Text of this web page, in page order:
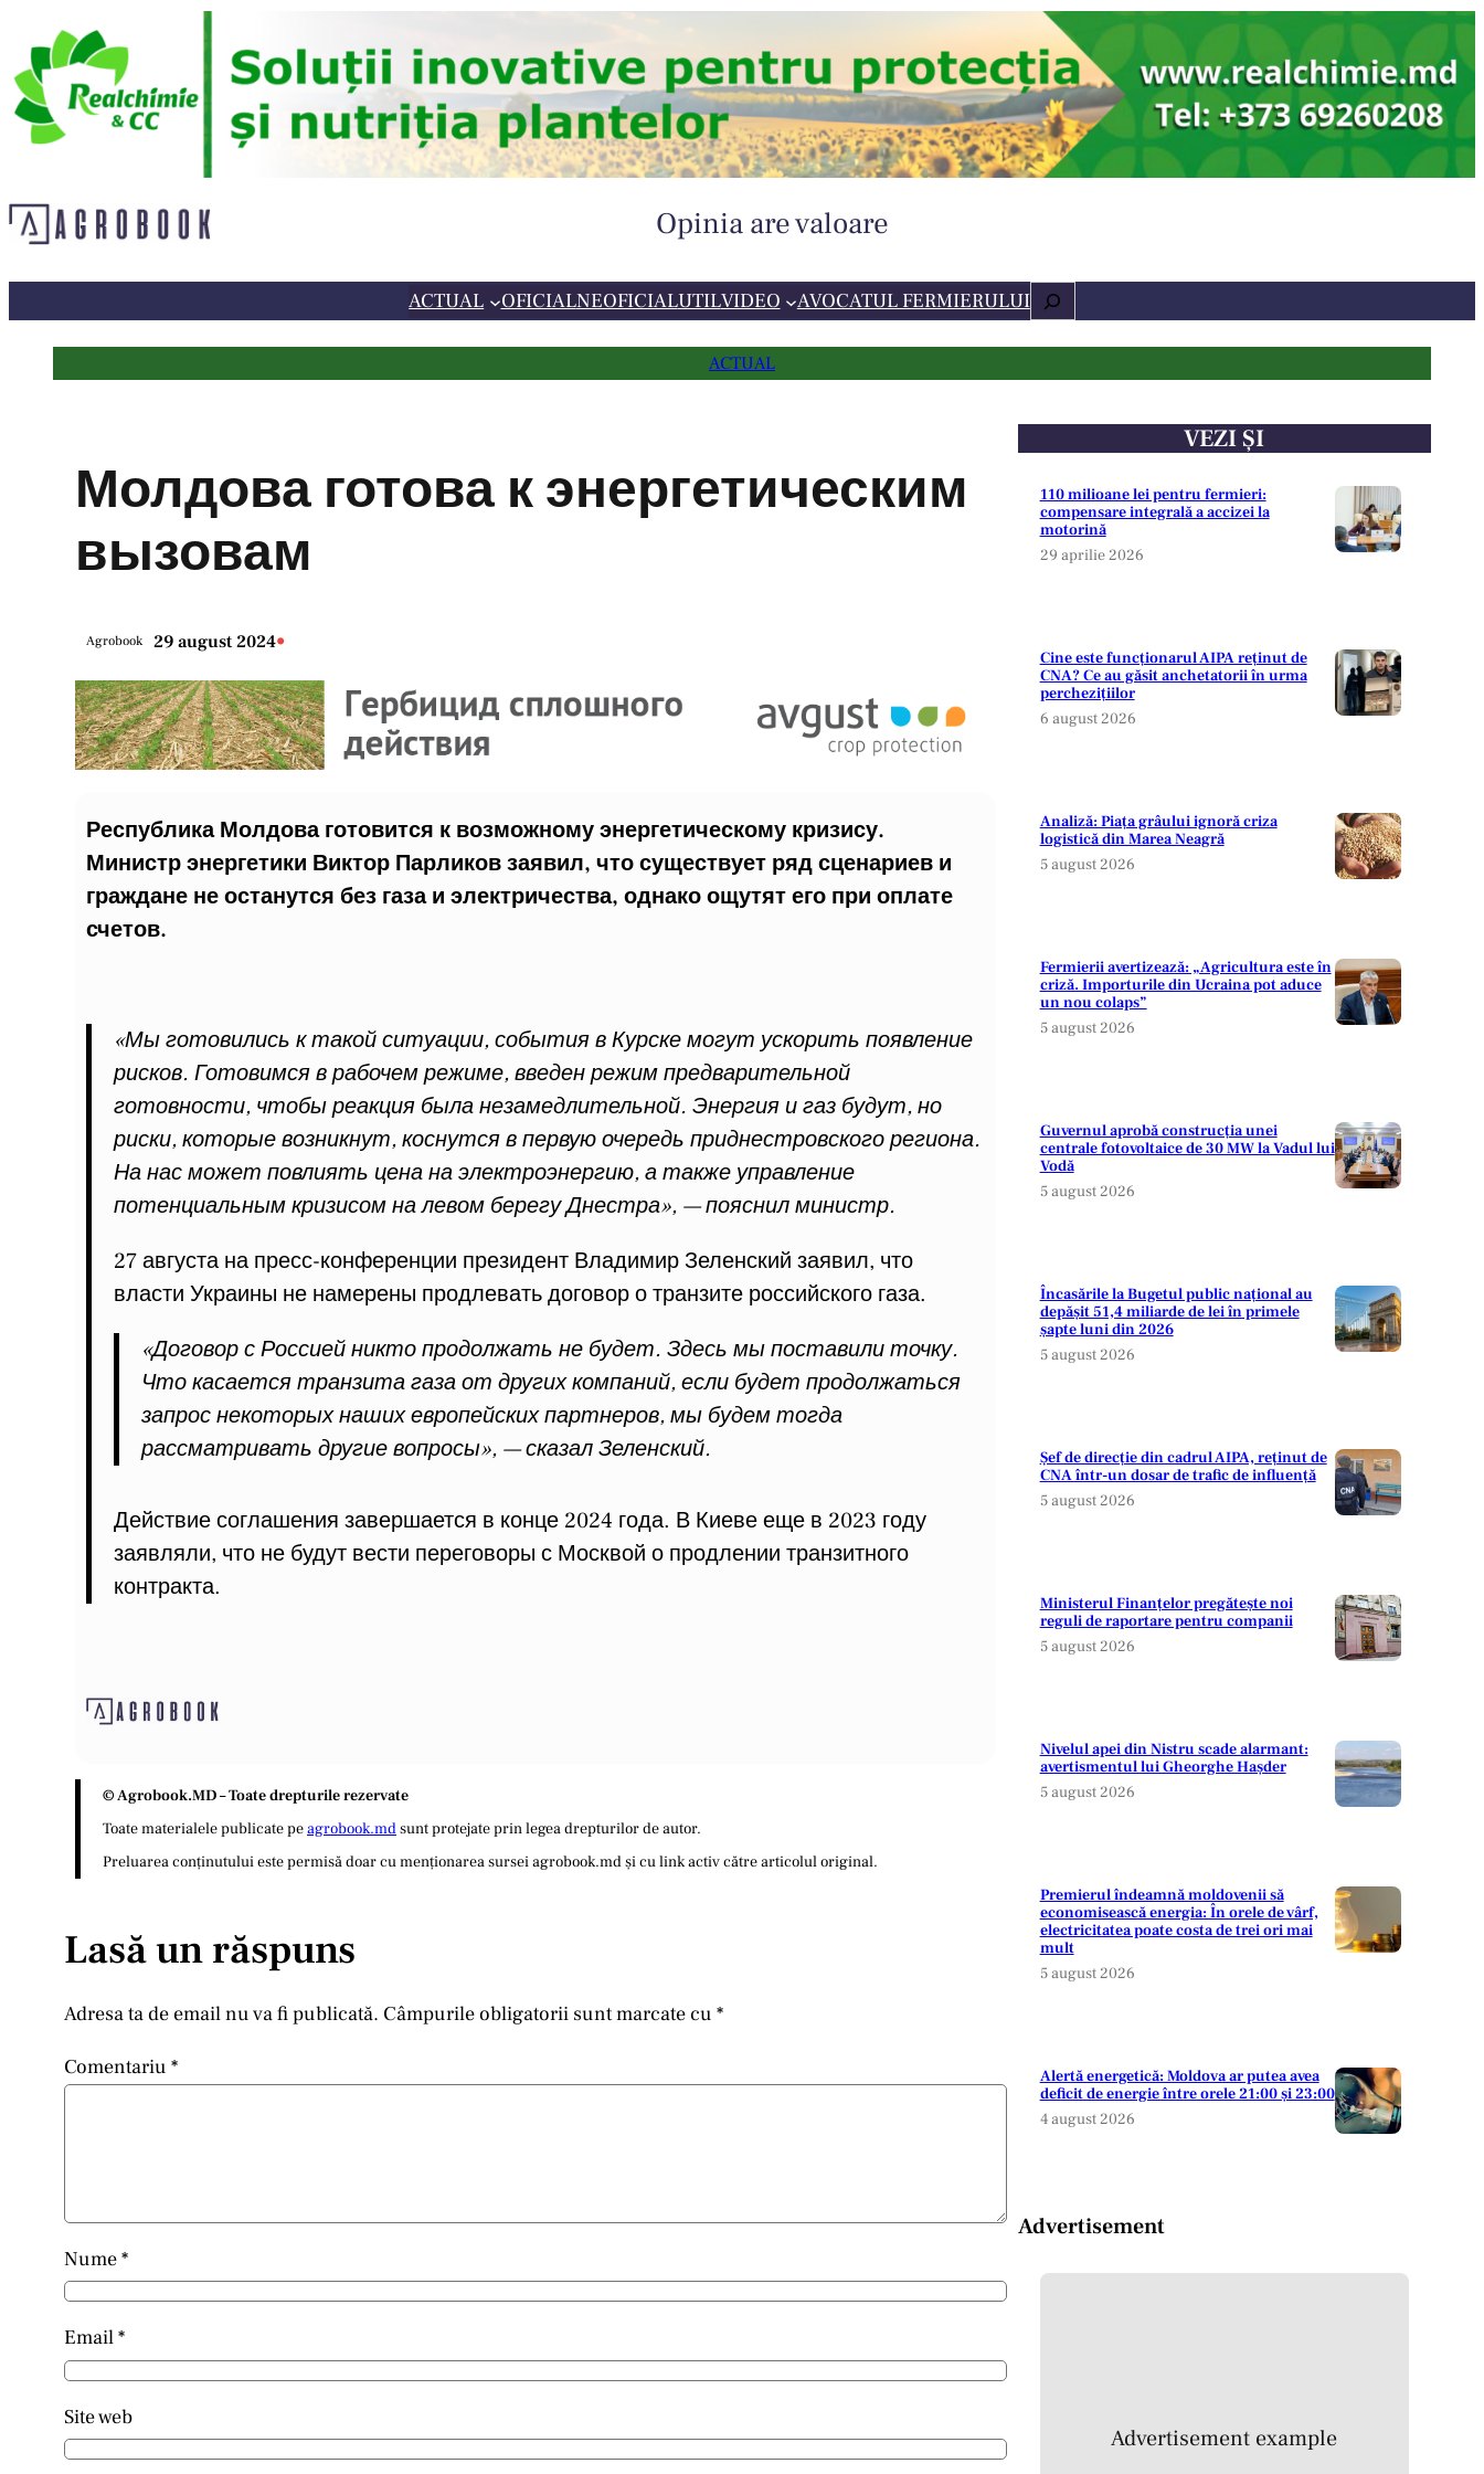
conținut
Opinia are valoare
ACTUAL OFICIALNEOFICIALUTILVIDEO AVOCATUL FERMIERULUICaută
ACTUAL
Молдова готова к энергетическим
вызовам
Agrobook 29 august 2024•
Республика Молдова готовится к возможному энергетическому кризису.
Министр энергетики Виктор Парликов заявил, что существует ряд сценариев и
граждане не останутся без газа и электричества, однако ощутят его при оплате
счетов.
«Мы готовились к такой ситуации, события в Курске могут ускорить появление
рисков. Готовимся в рабочем режиме, введен режим предварительной
готовности, чтобы реакция была незамедлительной. Энергия и газ будут, но
риски, которые возникнут, коснутся в первую очередь приднестровского региона.
На нас может повлиять цена на электроэнергию, а также управление
потенциальным кризисом на левом берегу Днестра», — пояснил министр.
27 августа на пресс-конференции президент Владимир Зеленский заявил, что
власти Украины не намерены продлевать договор о транзите российского газа.
«Договор с Россией никто продолжать не будет. Здесь мы поставили точку.
Что касается транзита газа от других компаний, если будет продолжаться
запрос некоторых наших европейских партнеров, мы будем тогда
рассматривать другие вопросы», — сказал Зеленский.
Действие соглашения завершается в конце 2024 года. В Киеве еще в 2023 году
заявляли, что не будут вести переговоры с Москвой о продлении транзитного
контракта.
© Agrobook.MD – Toate drepturile rezervate
Toate materialele publicate peagrobook.mdsunt protejate prin legea drepturilor de autor.
Preluarea conținutului este permisă doar cu menționarea sursei agrobook.md și cu link activ către articolul original.
Lasă un răspuns
Adresa ta de email nu va fi publicată. Câmpurile obligatorii sunt marcate cu *
Comentariu *
Nume*
Email*
Site web
VEZI ȘI
110 milioane lei pentru fermieri:
compensare integrală a accizei la
motorină
29 aprilie 2026
Cine este funcționarul AIPA reținut de
CNA? Ce au găsit anchetatorii în urma
perchezițiilor
6 august 2026
Analiză: Piața grâului ignoră criza
logistică din Marea Neagră
5 august 2026
Fermierii avertizează: „Agricultura este în
criză. Importurile din Ucraina pot aduce
un nou colaps”
5 august 2026
Guvernul aprobă construcția unei
centrale fotovoltaice de 30 MW la Vadul lui
Vodă
5 august 2026
Încasările la Bugetul public național au
depășit 51,4 miliarde de lei în primele
șapte luni din 2026
5 august 2026
Șef de direcție din cadrul AIPA, reținut de
CNA într-un dosar de trafic de influență
5 august 2026
Ministerul Finanțelor pregătește noi
reguli de raportare pentru companii
5 august 2026
Nivelul apei din Nistru scade alarmant:
avertismentul lui Gheorghe Hașder
5 august 2026
Premierul îndeamnă moldovenii să
economisească energia: În orele de vârf,
electricitatea poate costa de trei ori mai
mult
5 august 2026
Alertă energetică: Moldova ar putea avea
deficit de energie între orele 21:00 și 23:00
4 august 2026
Advertisement
Advertisement example